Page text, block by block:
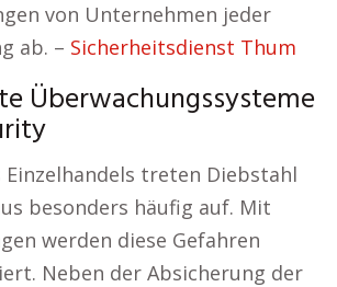
von Unternehmen jeder
ab. – Sicherheitsdienst Thum
Überwachungssysteme
Einzelhandels treten Diebstahl
besonders häufig auf. Mit
werden diese Gefahren
Neben der Absicherung der